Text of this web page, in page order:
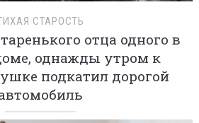
СТАРОСТЬ
отца одного в
однажды утром к
подкатил дорогой